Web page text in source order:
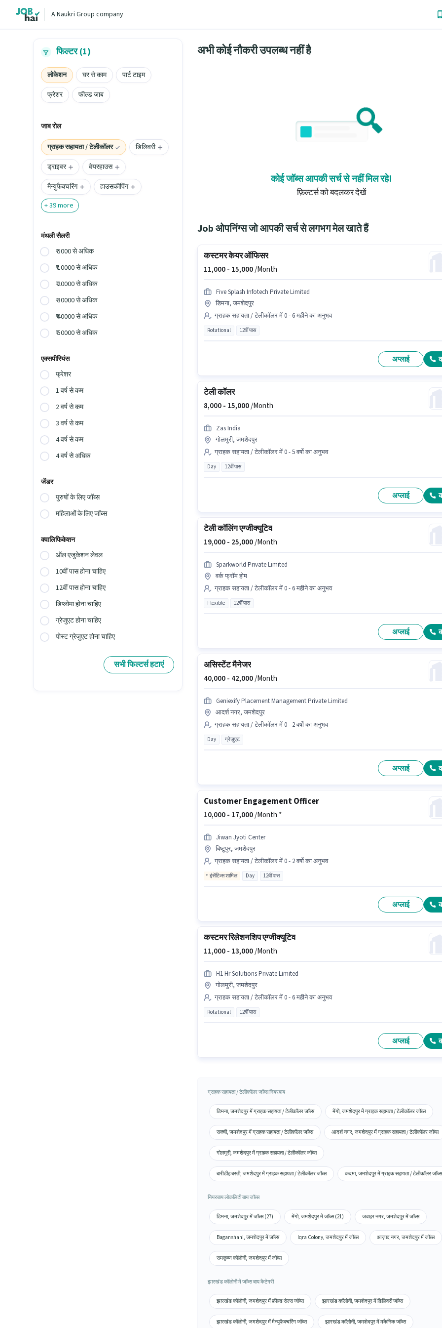
A Naukri Group company
फिल्टर (1)
लोकेशन घर से काम
पार्ट टाइम
फ्रेशर
फील्ड जाब
जाब रोल
ग्राहक सहायता / टेलीकॉलर
डिलिवरी
ड्राइवर
वेयरहाउस
मैन्युफैक्चरिंग
हाउसकीपिंग
+39more
मंथली सैलरी
₹ 5000 से अधिक
₹ 10000 से अधिक
₹ 20000 से अधिक
₹ 30000 से अधिक
₹ 40000 से अधिक
₹ 50000 से अधिक
एक्सपीरियंस
फ्रेशर
1 वर्ष से कम
2 वर्ष से कम
3 वर्ष से कम
4 वर्ष से कम
4 वर्ष से अधिक
जेंडर
पुरुषों के लिए जॉब्स
महिलाओं के लिए जॉब्स
क्वालिफिकेशन
ऑल एजुकेशन लेवल
10वीं पास होना चाहिए
12वीं पास होना चाहिए
डिप्लोमा होना चाहिए
ग्रेजुएट होना चाहिए
पोस्ट ग्रेजुएट होना चाहिए
सभी फिल्टर्स हटाएं
अभी कोई नौकरी उपलब्ध नहीं है
कोई जॉब्स आपकी सर्च से नहीं मिल रहे!
फ़िल्टर्स को बदलकर देखें
Job ओपनिंग्स जो आपकी सर्च से लगभग मेल खाते हैं
कस्टमर केयर ऑफिसर
11,000 - 15,000/Month
Five Splash Infotech Private Limited
डिमना, जमशेदपुर
ग्राहक सहायता / टेलीकॉलर में 0 - 6 महीने का अनुभव
Rotational 12वीं पास
अप्लाई
टेली कॉलर
8,000 - 15,000/Month
Zas India
गोलमुरी, जमशेदपुर
ग्राहक सहायता / टेलीकॉलर में 0 - 5 वर्षो का अनुभव
Day 12वीं पास
अप्लाई
टेली कॉलिंग एग्जीक्यूटिव
19,000 - 25,000/Month
Sparkworld Private Limited
वर्क फ्रॉम होम
ग्राहक सहायता / टेलीकॉलर में 0 - 6 महीने का अनुभव
Flexible 12वीं पास
अप्लाई
असिस्टेंट मैनेजर
40,000 - 42,000/Month
Geniexify Placement Management Private Limited
आदर्श नगर, जमशेदपुर
ग्राहक सहायता / टेलीकॉलर में 0 - 2 वर्षो का अनुभव
Day ग्रेजुएट
अप्लाई
Customer Engagement Officer
10,000 - 17,000/Month *
Jiwan Jyoti Center
बिष्टुपुर, जमशेदपुर
ग्राहक सहायता / टेलीकॉलर में 0 - 2 वर्षो का अनुभव
इंसेंटिव्स शामिल Day 12वीं पास
अप्लाई
कस्टमर रिलेशनशिप एग्जीक्यूटिव
11,000 - 13,000/Month
H1 Hr Solutions Private Limited
गोलमुरी, जमशेदपुर
ग्राहक सहायता / टेलीकॉलर में 0 - 6 महीने का अनुभव
Rotational 12वीं पास
अप्लाई
ग्राहक सहायता / टेलीकॉलर जॉब्स नियरबाय
डिमना, जमशेदपुर में ग्राहक सहायता / टेलीकॉलर जॉब्स मेंगो, जमशेदपुर में ग्राहक सहायता / टेलीकॉलर जॉब्स
सक्ची, जमशेदपुर में ग्राहक सहायता / टेलीकॉलर जॉब्स आदर्श नगर, जमशेदपुर में ग्राहक सहायता / टेलीकॉलर जॉब्स
गोलमुरी, जमशेदपुर में ग्राहक सहायता / टेलीकॉलर जॉब्स
बारीडीह बस्ती, जमशेदपुर में ग्राहक सहायता / टेलीकॉलर जॉब्स कदमा, जमशेदपुर में ग्राहक सहायता / टेलीकॉलर जॉब्स
नियरबाय लोकलिटी बाय जॉब्स
डिमना, जमशेदपुर में जॉब्स (27) मेंगो, जमशेदपुर में जॉब्स (21) जवाहर नगर, जमशेदपुर में जॉब्स
Baganshahi, जमशेदपुर में जॉब्स Iqra Colony, जमशेदपुर में जॉब्स आज़ाद नगर, जमशेदपुर में जॉब्स
रामकृष्ण कॉलोनी, जमशेदपुर में जॉब्स
झारखंड कॉलोनी में जॉब्स बाय कैटेगरी
झारखंड कॉलोनी, जमशेदपुर में फ़ील्ड सेल्स जॉब्स झारखंड कॉलोनी, जमशेदपुर में डिलिवरी जॉब्स
झारखंड कॉलोनी, जमशेदपुर में मैन्युफैक्चरिंग जॉब्स झारखंड कॉलोनी, जमशेदपुर में मकैनिक जॉब्स